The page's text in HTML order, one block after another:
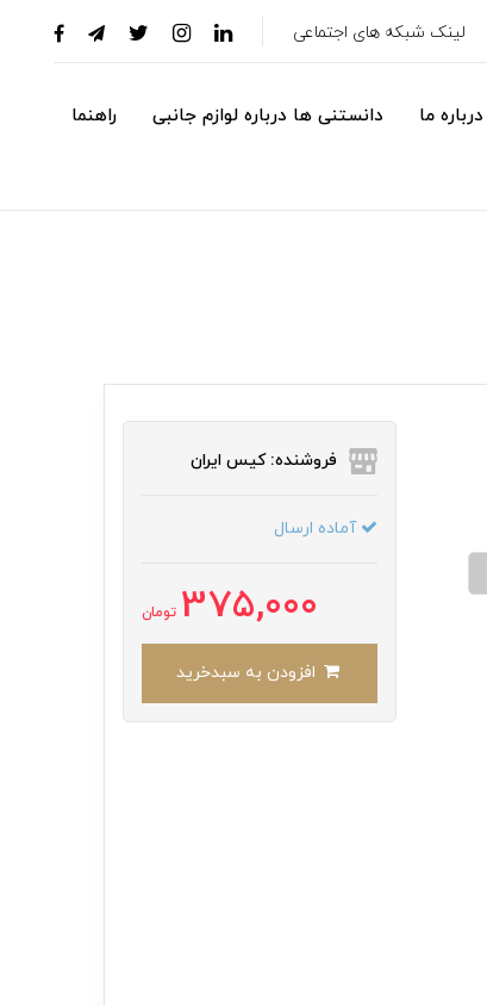
لینک شبکه های اجتماعی
درباره ما دانستنی ها درباره لوازم جانبی راهنما
فروشنده: کیس ایران
آماده ارسال
375,000 تومان